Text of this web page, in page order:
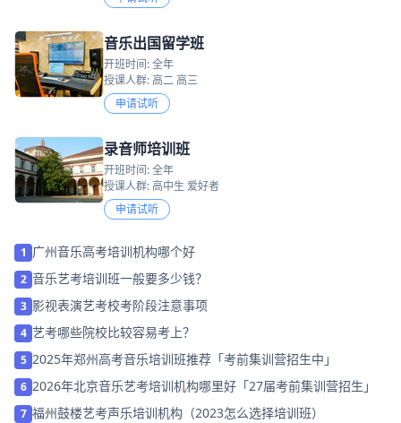
音乐出国留学班
开班时间: 全年
授课人群: 高二 高三
申请试听
录音师培训班
开班时间: 全年
授课人群: 高中生 爱好者
申请试听
1 广州音乐高考培训机构哪个好
2 音乐艺考培训班一般要多少钱？
3 影视表演艺考校考阶段注意事项
4 艺考哪些院校比较容易考上？
5 2025年郑州高考音乐培训班推荐「考前集训营招生中」
6 2026年北京音乐艺考培训机构哪里好「27届考前集训营招生」
7 福州鼓楼艺考声乐培训机构（2023怎么选择培训班）